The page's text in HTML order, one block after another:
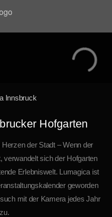
Hofgarten
der Stadt – Wenn der
verwandelt sich der Hofgarten
Erlebniswelt. Lumagica ist
geworden
mit der Kamera jedes Jahr